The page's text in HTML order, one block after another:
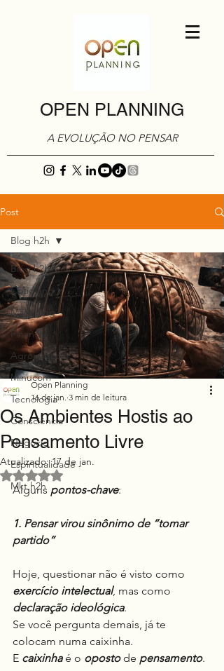
OPEN PLANNING
A EVOLUÇÃO NO PENSAR
Post
Blog h2h
Cotidiano
Marketing
Finanças
Agronegócio
Minucom
Tecnologia
Consciência
Negócio
Espiritualidade
Mkt h2h
Blog h2h
Os Ambientes Hostis ao
Pensamento Livre
Open Planning
16 de jan. 3 min de leitura
Atualizado:17 de jan.
Avaliado com NaN de 5 estrelas.
Alguns pontos-chave:
1. Pensar virou sinônimo de “tomar
partido”
Hoje, questionar não é visto como
exercício intelectual, mas como
declaração ideológica.
Se você pergunta demais, já te
colocam numa caixinha.
E caixinha é o oposto de pensamento.